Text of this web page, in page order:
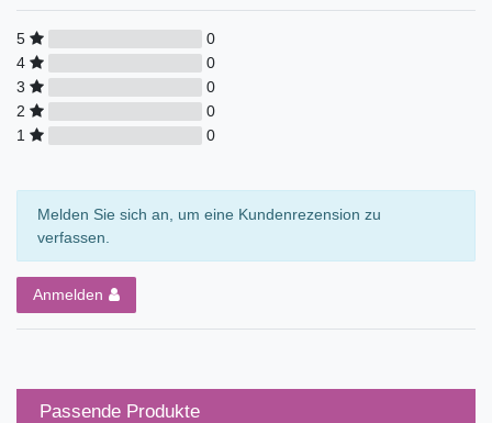
5
0
4
0
3
0
2
0
1
0
Melden Sie sich an, um eine Kundenrezension zu
verfassen.
Anmelden
Passende Produkte